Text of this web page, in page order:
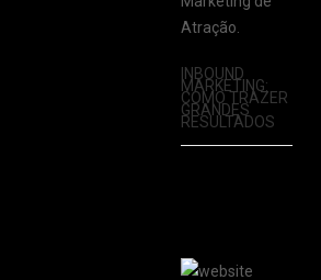
INBOUND
MARKETING:
COMO TRAZER
GRANDES
RESULTADOS